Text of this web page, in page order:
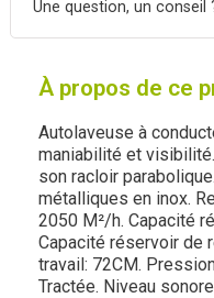
Une question, un conseil
À propos de ce
Autolaveuse à
maniabilité et
son racloir
métalliques en inox.
2050 M²/h. Capacité
Capacité réservoir de
travail: 72CM.
Tractée. Niveau